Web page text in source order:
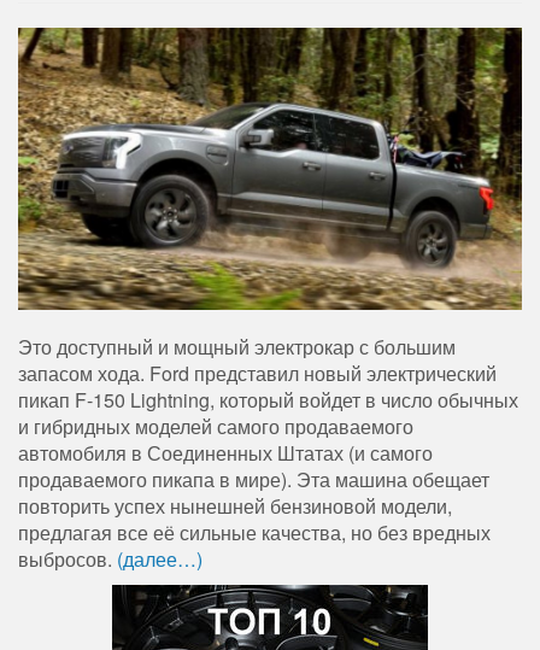
Это доступный и мощный электрокар с большим
запасом хода. Ford представил новый электрический
пикап F-150 Lightning, который войдет в число обычных
и гибридных моделей самого продаваемого
автомобиля в Соединенных Штатах (и самого
продаваемого пикапа в мире). Эта машина обещает
повторить успех нынешней бензиновой модели,
предлагая все её сильные качества, но без вредных
выбросов. (далее…)